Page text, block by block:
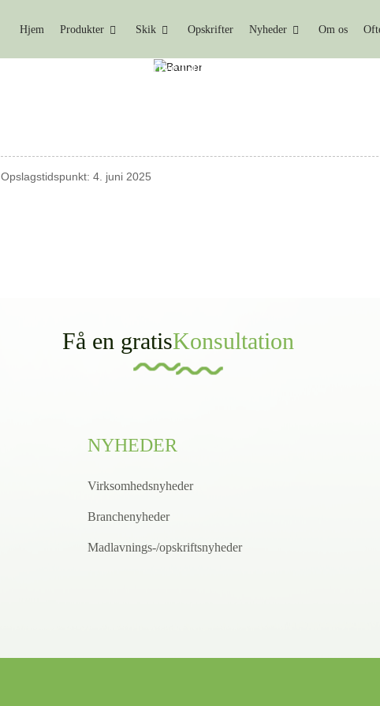
Hjem Produkter Skik Opskrifter Nyheder Om os
Den Ultimative Guide Til KetoSlimmo Konjac
Opslagstidspunkt: 4. juni 2025
Få en gratisKonsultation
NYHEDER
Virksomhedsnyheder
Branchenyheder
Madlavnings-/opskriftsnyheder